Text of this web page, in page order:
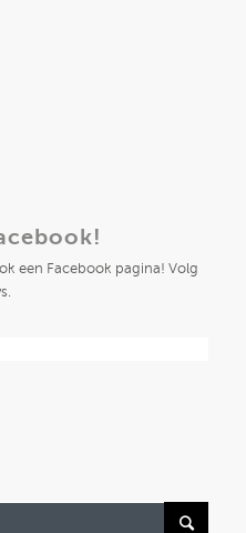
een Facebook pagina! Volg